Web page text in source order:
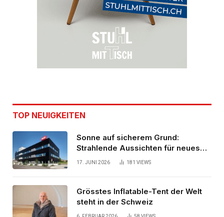
TOP NEUIGKEITEN
Sonne auf sicherem Grund:
Strahlende Aussichten für neues
Bürogebäude
17. JUNI 2026 181 VIEWS
Grösstes Inflatable-Tent der Welt
steht in der Schweiz